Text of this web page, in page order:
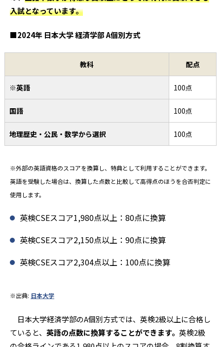
入試となっています。
■2024年 日本大学 経済学部 A個別方式
教科 配点
※英語 100点
国語 100点
地理歴史・公民・数学から選択 100点
※外部の英語資格のスコアを換算し、特典として利用することができます。
英語を受験した場合は、換算した点数と比較して高得点のほうを合否判定に
使用します。
英検CSEスコア1,980点以上：80点に換算
英検CSEスコア2,150点以上：90点に換算
英検CSEスコア2,304点以上：100点に換算
※出典: 日本大学
日本大学経済学部のA個別方式では、英検2級以上に合格し
ていると、 英語の点数に換算することができます。 英検2級